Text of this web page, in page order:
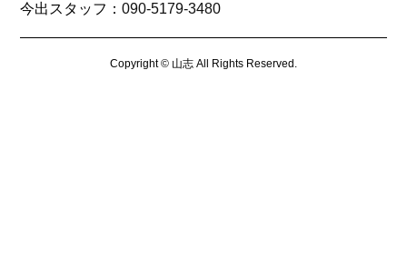
今出スタッフ：090-5179-3480
Copyright © 山志 All Rights Reserved.